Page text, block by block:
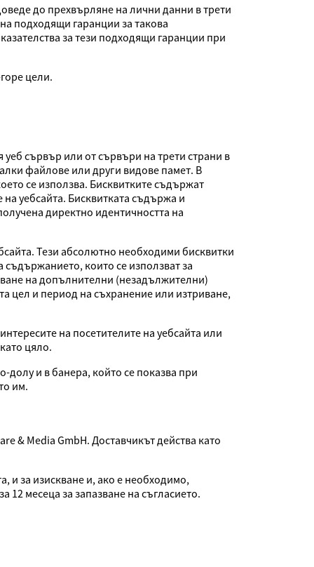
до прехвърляне на лични данни в трети
подходящи гаранции за такова
за тези подходящи гаранции при
цели.
сървър или от сървъри на трети страни в
файлове или други видове памет. В
се използва. Бисквитките съдържат
уебсайта. Бисквитката съдържа и
директно идентичността на
Тези абсолютно необходими бисквитки
съдържанието, които се използват за
на допълнителни (незадължителни)
цел и период на съхранение или изтриване,
на посетителите на уебсайта или
цяло.
и в банера, който се показва при
им.
& Media GmbH. Доставчикът действа като
и за изискване и, ако е необходимо,
12 месеца за запазване на съгласието.